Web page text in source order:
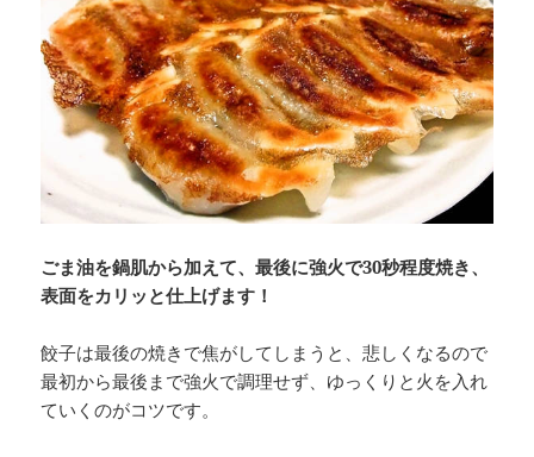
ごま油を鍋肌から加えて、最後に強火で30秒程度焼き、
表面をカリッと仕上げます！
餃子は最後の焼きで焦がしてしまうと、悲しくなるので
最初から最後まで強火で調理せず、ゆっくりと火を入れ
ていくのがコツです。